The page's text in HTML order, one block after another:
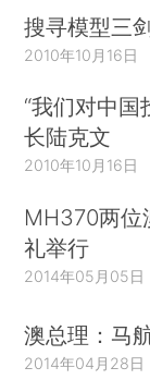
搜寻模型三
2010年10月16日
“我们对中
长陆克文
2010年10月16日
MH370两位
礼举行
2014年05月05日
澳总理：马
2014年04月28日